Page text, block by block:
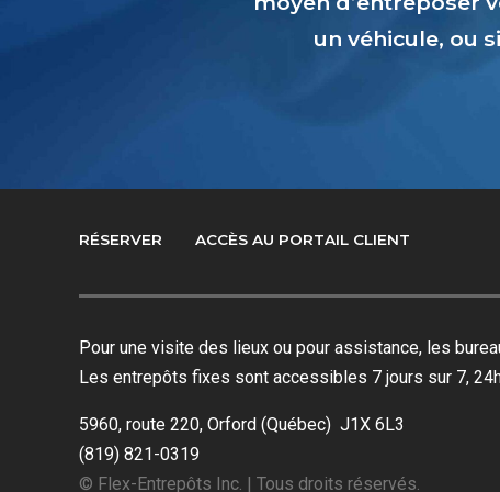
un véhicule, ou
RÉSERVER ACCÈS AU PORTAIL CLIENT
Pour une visite des lieux ou pour assistance, les
Les entrepôts fixes sont accessibles 7 jours sur 7,
5960, route 220, Orford (Québec) J1X 6L3
(819) 821-0319
© Flex-Entrepôts Inc. | Tous droits réservés.